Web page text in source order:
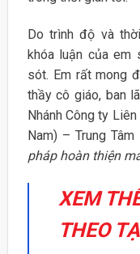
Do trình độ và
khóa luận của em
sót. Em rất mong
thầy cô giáo, ban
Nhánh Công ty
Nam) – Trung
pháp hoàn thiện
XEM
THEO